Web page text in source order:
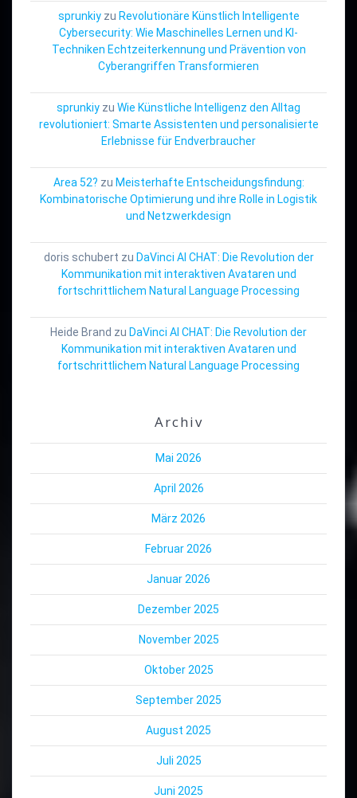
sprunkiyzu Revolutionäre Künstlich Intelligente
Cybersecurity: Wie Maschinelles Lernen und KI-
Techniken Echtzeiterkennung und Prävention von
Cyberangriffen Transformieren
sprunkiy zu Wie Künstliche Intelligenz den Alltag
revolutioniert: Smarte Assistenten und personalisierte
Erlebnisse für Endverbraucher
Area 52? zu Meisterhafte Entscheidungsfindung:
Kombinatorische Optimierung und ihre Rolle in Logistik
und Netzwerkdesign
doris schubert zu DaVinci AI CHAT: Die Revolution der
Kommunikation mit interaktiven Avataren und
fortschrittlichem Natural Language Processing
Heide Brand zu DaVinci AI CHAT: Die Revolution der
Kommunikation mit interaktiven Avataren und
fortschrittlichem Natural Language Processing
Archiv
Mai 2026
April 2026
März 2026
Februar 2026
Januar 2026
Dezember 2025
November 2025
Oktober 2025
September 2025
August 2025
Juli 2025
Juni 2025